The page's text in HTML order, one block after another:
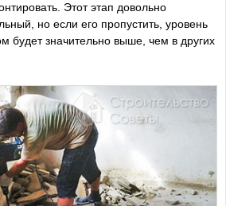
Этот этап довольно
но если его пропустить, уровень
будет значительно выше, чем в других